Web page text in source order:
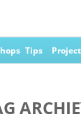
Tips